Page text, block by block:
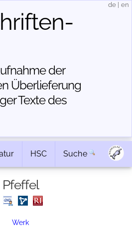
der
Über­lieferung
Texte des
de en
HSC Suche
Pfeffel
Werk